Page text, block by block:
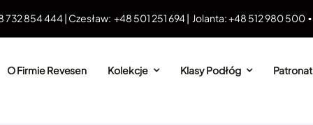
732 854 444 | Czesław: +48 501 251 694 | Jolanta: +48 512 980 500 ▪
O Firmie Revesen Kolekcje Klasy Podłóg Patronat